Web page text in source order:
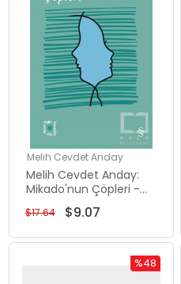
Melih Cevdet Anday
Melih Cevdet Anday:
Mikado'nun Çöpleri -
Everest Açıkhava 3
$9.07
$17.64
%48